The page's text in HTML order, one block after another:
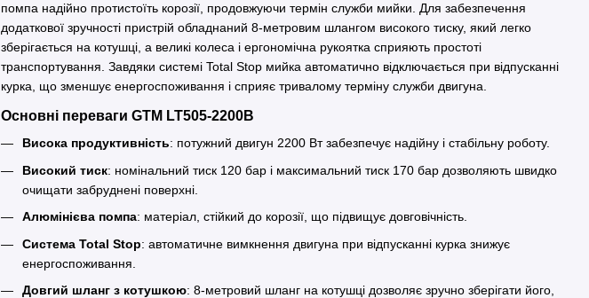
помпа надійно протистоїть корозії, продовжуючи термін служби мийки. Для забезпечення
додаткової зручності пристрій обладнаний 8-метровим шлангом високого тиску, який легко
зберігається на котушці, а великі колеса і ергономічна рукоятка сприяють простоті
транспортування. Завдяки системі Total Stop мийка автоматично відключається при відпусканні
курка, що зменшує енергоспоживання і сприяє тривалому терміну служби двигуна.
Основні переваги GTM LT505-2200B
Висока продуктивність: потужний двигун 2200 Вт забезпечує надійну і стабільну роботу.
Високий тиск: номінальний тиск 120 бар і максимальний тиск 170 бар дозволяють швидко
очищати забруднені поверхні.
Алюмінієва помпа: матеріал, стійкий до корозії, що підвищує довговічність.
Система Total Stop: автоматичне вимкнення двигуна при відпусканні курка знижує
енергоспоживання.
Довгий шланг з котушкою: 8-метровий шланг на котушці дозволяє зручно зберігати його,